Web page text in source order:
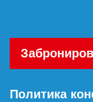
Политика